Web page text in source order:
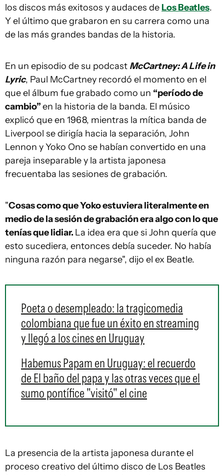
los discos más exitosos y audaces deLos Beatles.
Y el último que grabaron en su carrera como una
de las más grandes bandas de la historia.
En un episodio de su podcast McCartney: A Life in
Lyric, Paul McCartney recordó el momento en el
que el álbum fue grabado como un “período de
cambio”en la historia de la banda. El músico
explicó que en 1968, mientras la mítica banda de
Liverpool se dirigía hacia la separación, John
Lennon y Yoko Ono se habían convertido en una
pareja inseparable y la artista japonesa
frecuentaba las sesiones de grabación.
"Cosas como que Yoko estuviera literalmente en
medio de la sesión de grabación era algo con lo que
tenías que lidiar. La idea era que si John quería que
esto sucediera, entonces debía suceder. No había
ninguna razón para negarse", dijo el ex Beatle.
Poeta o desempleado: la tragicomedia
colombiana que fue un éxito en streaming
y llegó a los cines en Uruguay
Habemus Papam en Uruguay: el recuerdo
de El baño del papa y las otras veces que el
sumo pontífice "visitó" el cine
La presencia de la artista japonesa durante el
proceso creativo del último disco de Los Beatles